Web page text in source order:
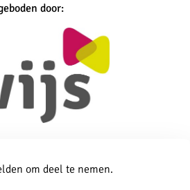
door:
om deel te nemen.